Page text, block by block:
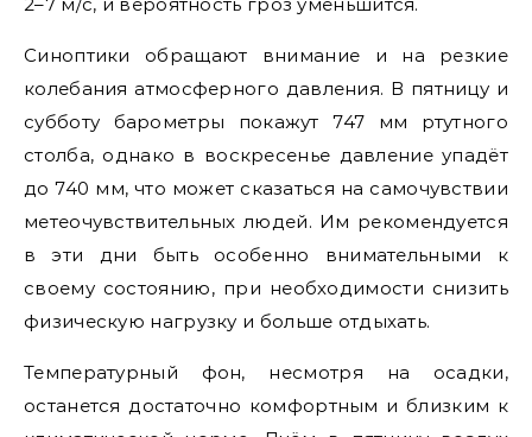
Синоптики обращают внимание и на резкие
колебания атмосферного давления. В пятницу и
субботу барометры покажут 747 мм ртутного
столба, однако в воскресенье давление упадёт
до 740 мм, что может сказаться на самочувствии
метеочувствительных людей. Им рекомендуется
в эти дни быть особенно внимательными к
своему состоянию, при необходимости снизить
физическую нагрузку и больше отдыхать.
Температурный фон, несмотря на осадки,
останется достаточно комфортным и близким к